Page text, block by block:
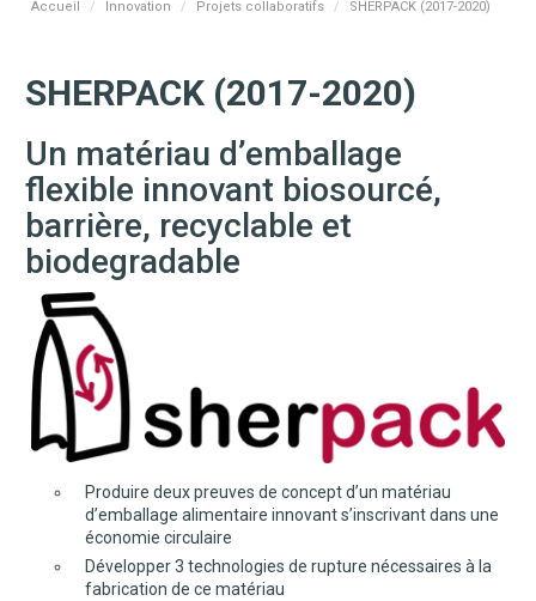
Accueil Innovation Projets collaboratifs SHERPACK (2017-2020)
SHERPACK (2017-2020)
Un matériau d’emballage
flexible innovant biosourcé,
barrière, recyclable et
biodegradable
Produire deux preuves de concept d’un matériau
d’emballage alimentaire innovant s’inscrivant dans une
économie circulaire
Développer 3 technologies de rupture nécessaires à la
fabrication de ce matériau